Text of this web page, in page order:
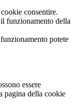
consentire.
funzionamento della
potete
essere
pagina della cookie